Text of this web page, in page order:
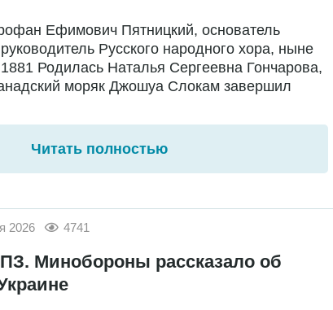
Ефимович Пятницкий, основатель
Русского народного хора, ныне
Родилась Наталья Сергеевна Гончарова,
моряк Джошуа Слокам завершил
Читать полностью
2026 4741
Минобороны рассказало об